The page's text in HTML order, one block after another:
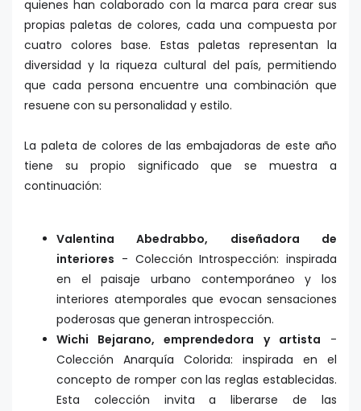
quienes han colaborado con la marca para crear sus
propias paletas de colores, cada una compuesta por
cuatro colores base. Estas paletas representan la
diversidad y la riqueza cultural del país, permitiendo
que cada persona encuentre una combinación que
resuene con su personalidad y estilo.
La paleta de colores de las embajadoras de este año
tiene su propio significado que se muestra a
continuación:
Valentina Abedrabbo, diseñadora de
interiores - Colección Introspección: inspirada
en el paisaje urbano contemporáneo y los
interiores atemporales que evocan sensaciones
poderosas que generan introspección.
Wichi Bejarano, emprendedora y artista -
Colección Anarquía Colorida: inspirada en el
concepto de romper con las reglas establecidas.
Esta colección invita a liberarse de las